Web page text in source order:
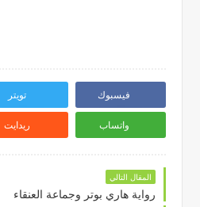
فيسبوك تويتر
واتساب ريدايت
المقال التالي
رواية هاري بوتر وجماعة العنقاء